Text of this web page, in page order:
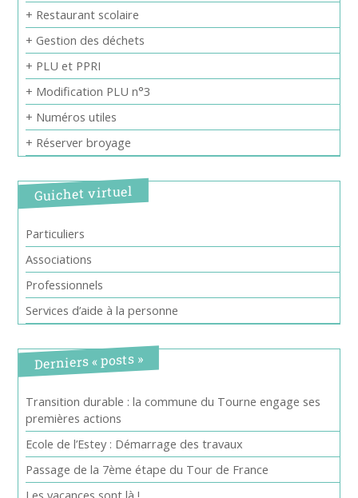
+ Restaurant scolaire
+ Gestion des déchets
+ PLU et PPRI
+ Modification PLU n°3
+ Numéros utiles
+ Réserver broyage
Guichet virtuel
Particuliers
Associations
Professionnels
Services d’aide à la personne
Derniers « posts »
Transition durable : la commune du Tourne engage ses
premières actions
Ecole de l’Estey : Démarrage des travaux
Passage de la 7ème étape du Tour de France